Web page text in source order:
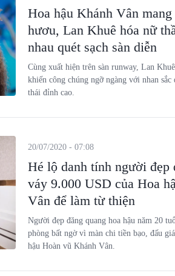
Hoa hậu Khánh Vân mang
hươu, Lan Khuê hóa nữ
nhau quét sạch sàn diễn
Cùng xuất hiện trên sàn runway, Lan
khiến công chúng ngỡ ngàng với nhan sắc
thái đỉnh cao.
Hé lộ danh tính người đẹp
váy 9.000 USD của Hoa
Vân để làm từ thiện
20/07/2020 - 07:08
Người đẹp đăng quang hoa hậu năm 20
phòng bất ngờ vì màn chi tiền bạo, đấu
hậu Hoàn vũ Khánh Vân.